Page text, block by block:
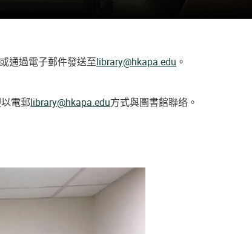
通過電子郵件發送至library@hkapa.edu 。
電郵library@hkapa.edu方式與圖書館聯络。